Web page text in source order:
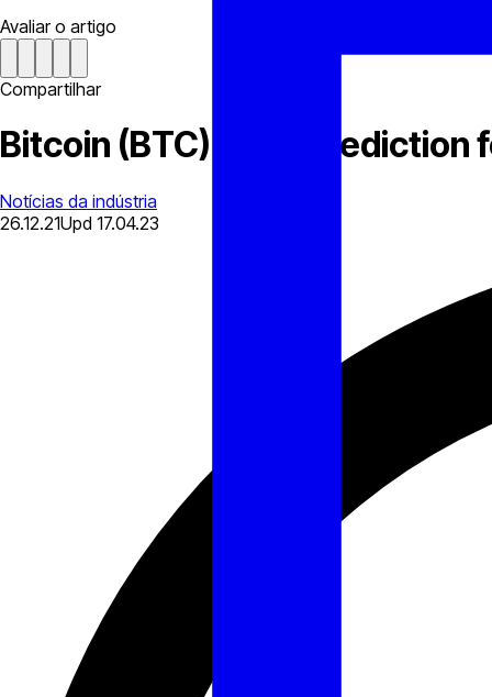
Avaliar o artigo
Compartilhar
Bitcoin (BTC) Price Prediction
Notícias da indústria
26.12.21Upd 17.04.23